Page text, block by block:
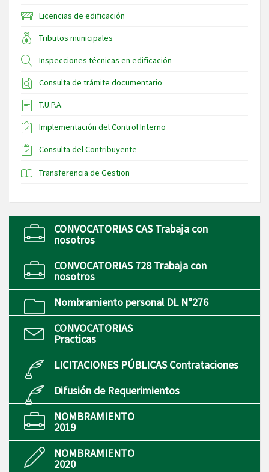
Licencias de edificación
Tributos municipales
Inspecciones técnicas en edificación
Consulta de trámite documentario
T.U.P.A.
Implementación del Control Interno
Consulta del Contribuyente
Transferencia de Gestion
CONVOCATORIAS CAS Trabaja con
nosotros
CONVOCATORIAS 728 Trabaja con
nosotros
Nombramiento personal DL N°276
CONVOCATORIAS
Practicas
LICITACIONES PÚBLICAS Contrataciones
Difusión de Requerimientos
NOMBRAMIENTO
2019
NOMBRAMIENTO
2020